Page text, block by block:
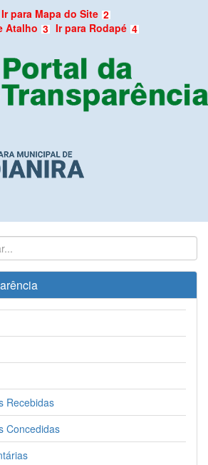
Ir para Mapa do Site 2
Atalho 3 Ir para Rodapé 4
Recebidas
Concedidas